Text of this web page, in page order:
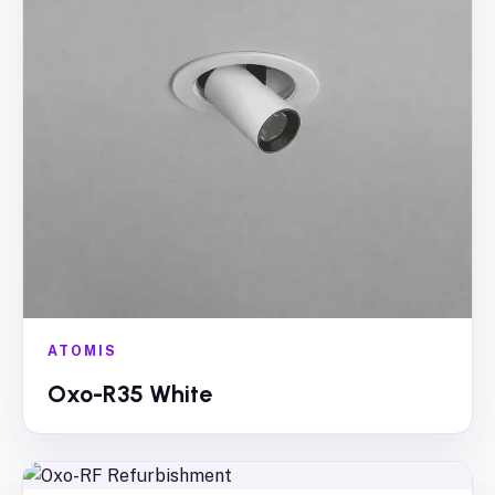
ATOMIS
Oxo-R35 White